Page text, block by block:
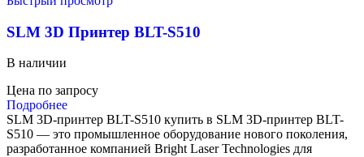
SLM 3D Принтер BLT-S510
В наличии
Цена по запросу
Подробнее
SLM 3D-принтер BLT-S510 купить в SLM 3D-принтер BLT-
S510 — это промышленное оборудование нового поколения,
разработанное компанией Bright Laser Technologies для